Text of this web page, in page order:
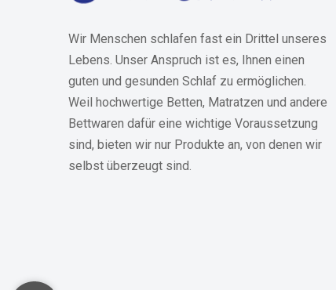
Wir Menschen schlafen fast ein Drittel unseres
Lebens. Unser Anspruch ist es, Ihnen einen
guten und gesunden Schlaf zu ermöglichen.
Weil hochwertige Betten, Matratzen und andere
Bettwaren dafür eine wichtige Voraussetzung
sind, bieten wir nur Produkte an, von denen wir
selbst überzeugt sind.